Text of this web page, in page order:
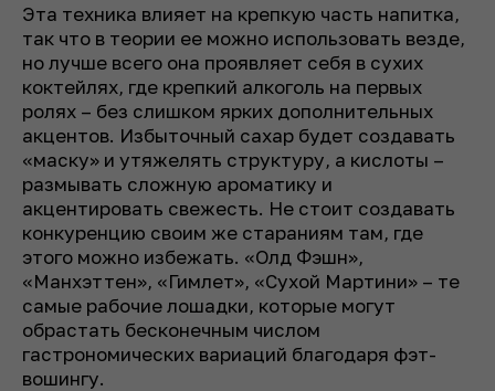
Эта техника влияет на крепкую часть напитка,
так что в теории ее можно использовать везде,
но лучше всего она проявляет себя в сухих
коктейлях, где крепкий алкоголь на первых
ролях – без слишком ярких дополнительных
акцентов. Избыточный сахар будет создавать
«маску» и утяжелять структуру, а кислоты –
размывать сложную ароматику и
акцентировать свежесть. Не стоит создавать
конкуренцию своим же стараниям там, где
этого можно избежать. «Олд Фэшн»,
«Манхэттен», «Гимлет», «Сухой Мартини» – те
самые рабочие лошадки, которые могут
обрастать бесконечным числом
гастрономических вариаций благодаря фэт-
вошингу.